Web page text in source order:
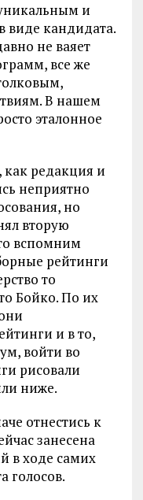
и
виде кандидата.
не ваяет
все же
В нашем
эталонное
как редакция и
неприятно
но
вторую
вспомним
рейтинги
то
Бойко. По их
и в то,
войти во
рисовали
ниже.
отнестись к
занесена
в ходе самих
голосов.